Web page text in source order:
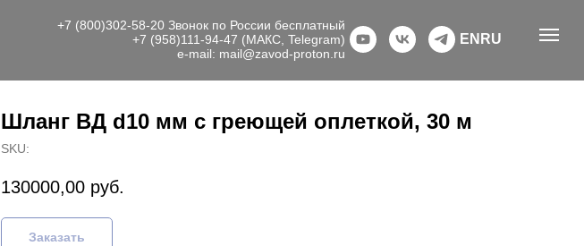
+7 (800)302-58-20 Звонок по России бесплатный
+7 (958)111-94-47 (МАКС, Telegram)
e-mail: mail@zavod-proton.ru
EN RU
Шланг ВД d10 мм с греющей оплеткой, 30 м
SKU:
130000,00 руб.
Заказать